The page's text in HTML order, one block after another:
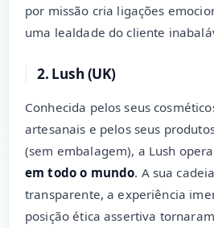
por missão cria ligações
uma lealdade do cliente
2. Lush (UK)
Conhecida pelos seus
artesanais e pelos seus
(sem embalagem), a Lush
em todo o mundo. A sua
transparente, a experiência
posição ética assertiva